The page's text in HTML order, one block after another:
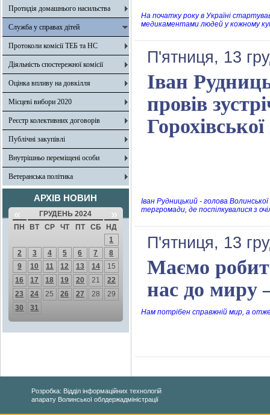
Протидія домашнього насильства
Служба у справах дітей
Протоколи комісії ТЕБ та НС
Діяльність спостережної комісії
Оцінка впливу на довкілля
Місцеві вибори 2020
Реєстр колективних договорів
Публічні закупівлі
Внутрішньо переміщені особи
Ветеранська політика
АРХІВ НОВИН
« ГРУДЕНЬ 2024 »
ПН ВТ СР ЧТ ПТ СБ
НД
1
2
3 4 5 6 7
8
9
10 11 12 13 14
15
16
17 18 19 20 21
22
23
24 25 26 27 28
29
30
31
На початку року в Україні
медикаментами людей у кожному
П'ятниця, 13
Іван
провів
Іван Рудницький - голова
тергромади, де поспілкувалися з
П'ятниця, 13
Маємо
нас до миру
Нам потрібен справжній мир, а
Розробка: Відділ інформаційних технологій
апарату Волинської облдержадміністрації